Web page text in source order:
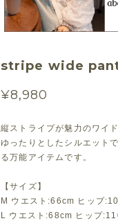
stripe wide
¥8,980
縦ストライプが魅力のワイド
ゆったりとしたシルエット
る万能アイテムです。
【サイズ】
M ウエスト:66cm ヒップ
L ウエスト:68cm ヒップ